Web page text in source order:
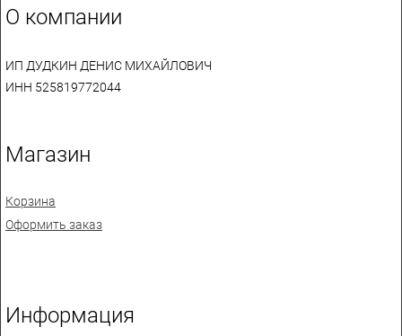
О компании
ИП ДУДКИН ДЕНИС МИХАЙЛОВИЧ
ИНН 525819772044
Магазин
Корзина
Оформить заказ
Информация